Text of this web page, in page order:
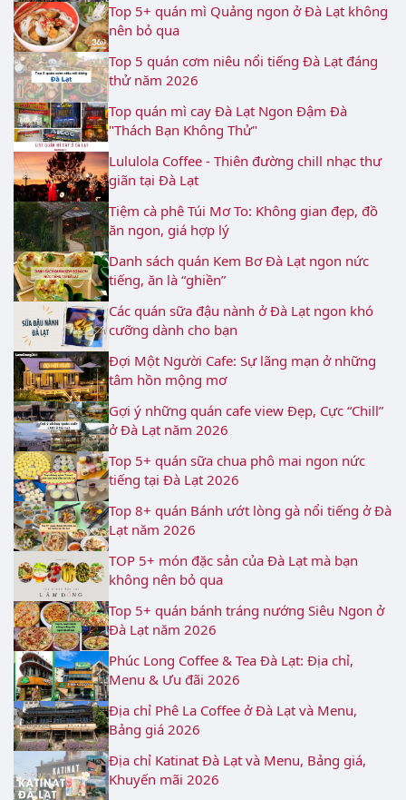
Top 5+ quán mì Quảng ngon ở Đà Lạt không
nên bỏ qua
Top 5 quán cơm niêu nổi tiếng Đà Lạt đáng
thử năm 2026
Top quán mì cay Đà Lạt Ngon Đậm Đà
"Thách Bạn Không Thử"
Lululola Coffee - Thiên đường chill nhạc thư
giãn tại Đà Lạt
Tiệm cà phê Túi Mơ To: Không gian đẹp, đồ
ăn ngon, giá hợp lý
Danh sách quán Kem Bơ Đà Lạt ngon nức
tiếng, ăn là “ghiền”
Các quán sữa đậu nành ở Đà Lạt ngon khó
cưỡng dành cho bạn
Đợi Một Người Cafe: Sự lãng mạn ở những
tâm hồn mộng mơ
Gợi ý những quán cafe view Đẹp, Cực “Chill”
ở Đà Lạt năm 2026
Top 5+ quán sữa chua phô mai ngon nức
tiếng tại Đà Lạt 2026
Top 8+ quán Bánh ướt lòng gà nổi tiếng ở Đà
Lạt năm 2026
TOP 5+ món đặc sản của Đà Lạt mà bạn
không nên bỏ qua
Top 5+ quán bánh tráng nướng Siêu Ngon ở
Đà Lạt năm 2026
Phúc Long Coffee & Tea Đà Lạt: Địa chỉ,
Menu & Ưu đãi 2026
Địa chỉ Phê La Coffee ở Đà Lạt và Menu,
Bảng giá 2026
Địa chỉ Katinat Đà Lạt và Menu, Bảng giá,
Khuyến mãi 2026